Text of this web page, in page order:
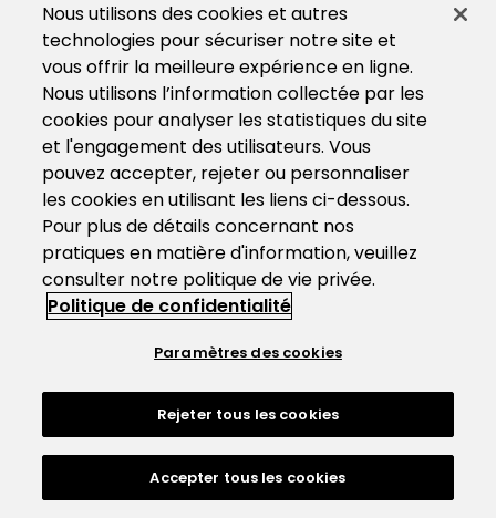
Nous utilisons des cookies et autres
technologies pour sécuriser notre site et
vous offrir la meilleure expérience en ligne.
Nous utilisons l’information collectée par les
cookies pour analyser les statistiques du site
et l'engagement des utilisateurs. Vous
pouvez accepter, rejeter ou personnaliser
les cookies en utilisant les liens ci-dessous.
Pour plus de détails concernant nos
pratiques en matière d'information, veuillez
consulter notre politique de vie privée.
Politique de confidentialité
Paramètres des cookies
Rejeter tous les cookies
Accepter tous les cookies